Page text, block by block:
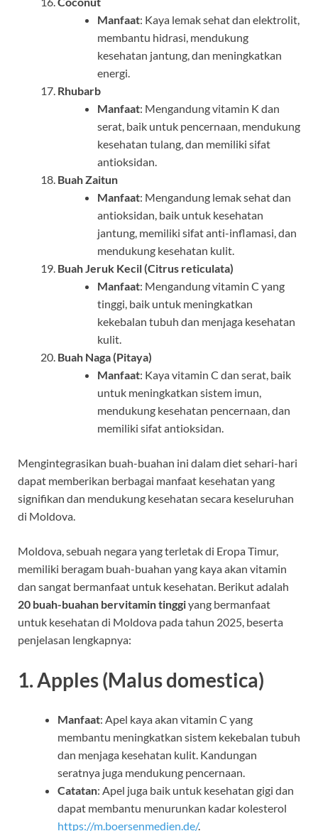
Manfaat: Kaya lemak sehat dan elektrolit,
membantu hidrasi, mendukung
kesehatan jantung, dan meningkatkan
energi.
Rhubarb
Manfaat: Mengandung vitamin K dan
serat, baik untuk pencernaan, mendukung
kesehatan tulang, dan memiliki sifat
antioksidan.
Buah Zaitun
Manfaat: Mengandung lemak sehat dan
antioksidan, baik untuk kesehatan
jantung, memiliki sifat anti-inflamasi, dan
mendukung kesehatan kulit.
Buah Jeruk Kecil (Citrus reticulata)
Manfaat: Mengandung vitamin C yang
tinggi, baik untuk meningkatkan
kekebalan tubuh dan menjaga kesehatan
kulit.
Buah Naga (Pitaya)
Manfaat: Kaya vitamin C dan serat, baik
untuk meningkatkan sistem imun,
mendukung kesehatan pencernaan, dan
memiliki sifat antioksidan.
Mengintegrasikan buah-buahan ini dalam diet sehari-hari
dapat memberikan berbagai manfaat kesehatan yang
signifikan dan mendukung kesehatan secara keseluruhan
di Moldova.
Moldova, sebuah negara yang terletak di Eropa Timur,
memiliki beragam buah-buahan yang kaya akan vitamin
dan sangat bermanfaat untuk kesehatan. Berikut adalah
20 buah-buahan bervitamin tinggiyang bermanfaat
untuk kesehatan di Moldova pada tahun 2025, beserta
penjelasan lengkapnya:
1.Apples (Malus domestica)
Manfaat: Apel kaya akan vitamin C yang
membantu meningkatkan sistem kekebalan tubuh
dan menjaga kesehatan kulit. Kandungan
seratnya juga mendukung pencernaan.
Catatan: Apel juga baik untuk kesehatan gigi dan
dapat membantu menurunkan kadar kolesterol
https://m.boersenmedien.de/.